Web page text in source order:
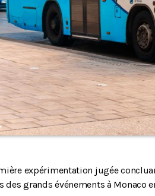
expérimentation jugée
des grands événements à Monaco